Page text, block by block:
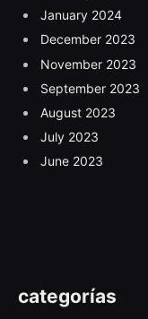
January 2024
December 2023
November 2023
September 2023
August 2023
July 2023
June 2023
categorías